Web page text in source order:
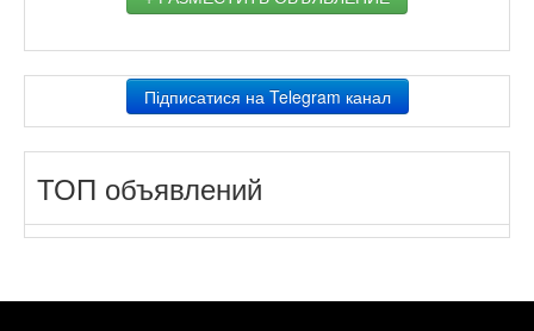
Підписатися на Telegram канал
ТОП объявлений